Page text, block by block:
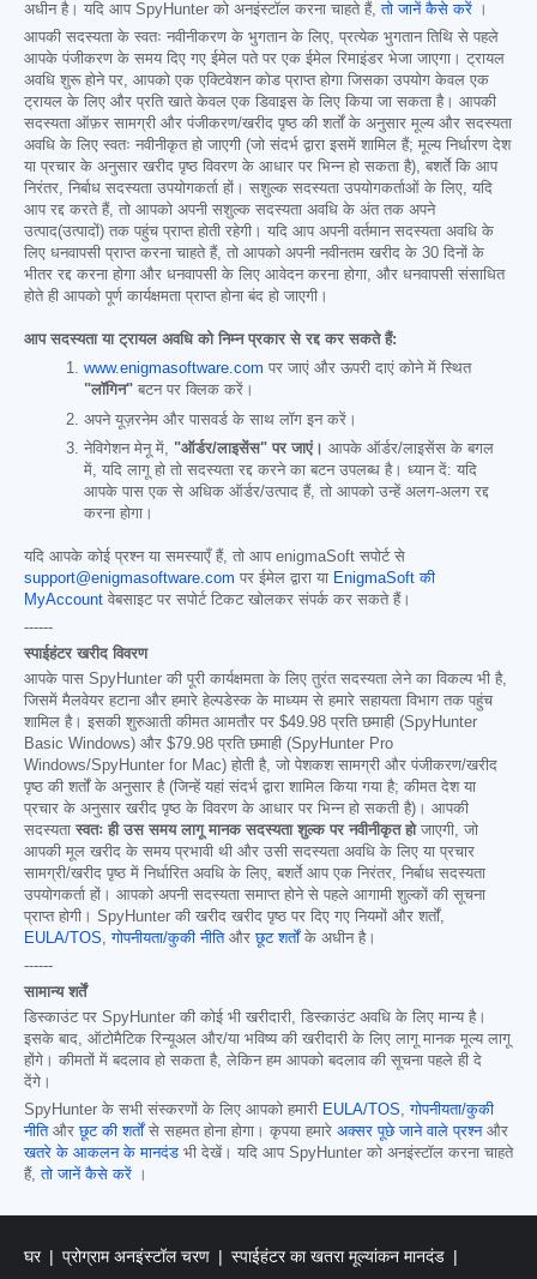
अधीन है। यदि आप SpyHunter को अनइंस्टॉल करना चाहते हैं,तो जानें कैसे करें ।
आपकी सदस्यता के स्वतः नवीनीकरण के भुगतान के लिए, प्रत्येक भुगतान तिथि से पहले
आपके पंजीकरण के समय दिए गए ईमेल पते पर एक ईमेल रिमाइंडर भेजा जाएगा। ट्रायल
अवधि शुरू होने पर, आपको एक एक्टिवेशन कोड प्राप्त होगा जिसका उपयोग केवल एक
ट्रायल के लिए और प्रति खाते केवल एक डिवाइस के लिए किया जा सकता है। आपकी
सदस्यता ऑफ़र सामग्री और पंजीकरण/खरीद पृष्ठ की शर्तों के अनुसार मूल्य और सदस्यता
अवधि के लिए स्वतः नवीनीकृत हो जाएगी (जो संदर्भ द्वारा इसमें शामिल हैं; मूल्य निर्धारण देश
या प्रचार के अनुसार खरीद पृष्ठ विवरण के आधार पर भिन्न हो सकता है), बशर्ते कि आप
निरंतर, निर्बाध सदस्यता उपयोगकर्ता हों। सशुल्क सदस्यता उपयोगकर्ताओं के लिए, यदि
आप रद्द करते हैं, तो आपको अपनी सशुल्क सदस्यता अवधि के अंत तक अपने
उत्पाद(उत्पादों) तक पहुंच प्राप्त होती रहेगी। यदि आप अपनी वर्तमान सदस्यता अवधि के
लिए धनवापसी प्राप्त करना चाहते हैं, तो आपको अपनी नवीनतम खरीद के 30 दिनों के
भीतर रद्द करना होगा और धनवापसी के लिए आवेदन करना होगा, और धनवापसी संसाधित
होते ही आपको पूर्ण कार्यक्षमता प्राप्त होना बंद हो जाएगी।
आप सदस्यता या ट्रायल अवधि को निम्न प्रकार से रद्द कर सकते हैं:
www.enigmasoftware.com पर जाएं और ऊपरी दाएं कोने में स्थित
"लॉगिन" बटन पर क्लिक करें।
अपने यूज़रनेम और पासवर्ड के साथ लॉग इन करें।
नेविगेशन मेनू में, "ऑर्डर/लाइसेंस" पर जाएं। आपके ऑर्डर/लाइसेंस के बगल
में, यदि लागू हो तो सदस्यता रद्द करने का बटन उपलब्ध है। ध्यान दें: यदि
आपके पास एक से अधिक ऑर्डर/उत्पाद हैं, तो आपको उन्हें अलग-अलग रद्द
करना होगा।
यदि आपके कोई प्रश्न या समस्याएँ हैं, तो आप enigmaSoft सपोर्ट से
support@enigmasoftware.com पर ईमेल द्वारा या EnigmaSoft की
MyAccount वेबसाइट पर सपोर्ट टिकट खोलकर संपर्क कर सकते हैं।
------
स्पाईहंटर खरीद विवरण
आपके पास SpyHunter की पूरी कार्यक्षमता के लिए तुरंत सदस्यता लेने का विकल्प भी है,
जिसमें मैलवेयर हटाना और हमारे हेल्पडेस्क के माध्यम से हमारे सहायता विभाग तक पहुंच
शामिल है। इसकी शुरुआती कीमत आमतौर पर $49.98 प्रति छमाही (SpyHunter
Basic Windows) और $79.98 प्रति छमाही (SpyHunter Pro
Windows/SpyHunter for Mac) होती है, जो पेशकश सामग्री और पंजीकरण/खरीद
पृष्ठ की शर्तों के अनुसार है (जिन्हें यहां संदर्भ द्वारा शामिल किया गया है; कीमत देश या
प्रचार के अनुसार खरीद पृष्ठ के विवरण के आधार पर भिन्न हो सकती है)। आपकी
सदस्यता स्वतः ही उस समय लागू मानक सदस्यता शुल्क पर नवीनीकृत होजाएगी, जो
आपकी मूल खरीद के समय प्रभावी थी और उसी सदस्यता अवधि के लिए या प्रचार
सामग्री/खरीद पृष्ठ में निर्धारित अवधि के लिए, बशर्ते आप एक निरंतर, निर्बाध सदस्यता
उपयोगकर्ता हों। आपको अपनी सदस्यता समाप्त होने से पहले आगामी शुल्कों की सूचना
प्राप्त होगी। SpyHunter की खरीद खरीद पृष्ठ पर दिए गए नियमों और शर्तों,
EULA/TOS,गोपनीयता/कुकी नीतिऔरछूट शर्तोंके अधीन है।
------
सामान्य शर्तें
डिस्काउंट पर SpyHunter की कोई भी खरीदारी, डिस्काउंट अवधि के लिए मान्य है।
इसके बाद, ऑटोमैटिक रिन्यूअल और/या भविष्य की खरीदारी के लिए लागू मानक मूल्य लागू
होंगे। कीमतों में बदलाव हो सकता है, लेकिन हम आपको बदलाव की सूचना पहले ही दे
देंगे।
SpyHunter के सभी संस्करणों के लिए आपको हमारी EULA/TOS,गोपनीयता/कुकी
नीतिऔरछूट की शर्तोंसे सहमत होना होगा। कृपया हमारे अक्सर पूछे जाने वाले प्रश्नऔर
खतरे के आकलन के मानदंड भी देखें। यदि आप SpyHunter को अनइंस्टॉल करना चाहते
हैं,तो जानें कैसे करें ।
घर प्रोग्राम अनइंस्टॉल चरण स्पाईहंटर का खतरा मूल्यांकन मानदंड